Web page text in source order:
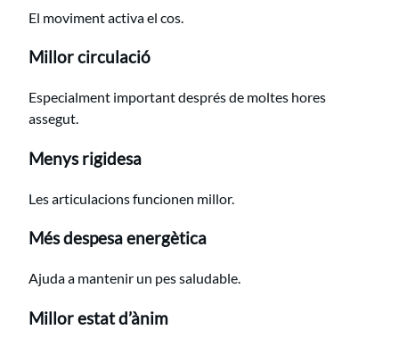
El moviment activa el cos.
Millor circulació
Especialment important després de moltes hores
assegut.
Menys rigidesa
Les articulacions funcionen millor.
Més despesa energètica
Ajuda a mantenir un pes saludable.
Millor estat d’ànim